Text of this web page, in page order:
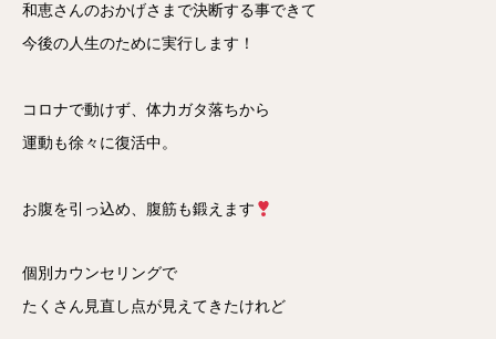
和恵さんのおかげさまで決断する事できて
今後の人生のために実行します！
コロナで動けず、体力ガタ落ちから
運動も徐々に復活中。
お腹を引っ込め、腹筋も鍛えます
個別カウンセリングで
たくさん見直し点が見えてきたけれど